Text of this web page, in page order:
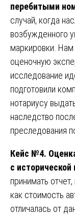
перебитыми
случай, когда
возбужденного
маркировки. Нам
оценочную
исследование
подготовили
нотариусу
наследство
преследования
Кейс №4.
с
принимать
как стоимость
отличалась от